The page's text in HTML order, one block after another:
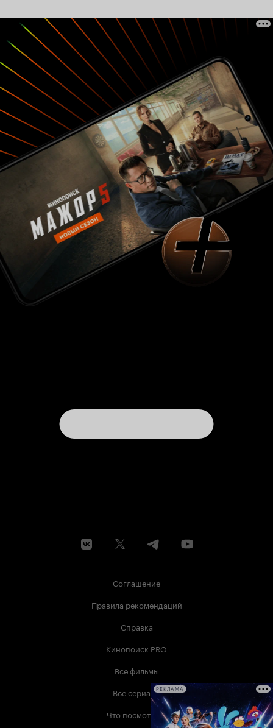
Соглашение
Правила рекомендаций
Справка
Кинопоиск PRO
Все фильмы
Все сериалы
Что посмотреть
РЕКЛАМА